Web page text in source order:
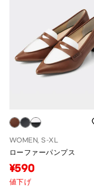
WOMEN, S-XL
ローファーパンプス
¥590
値下げ